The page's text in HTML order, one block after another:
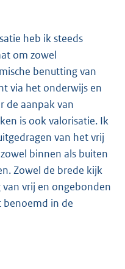
heb ik steeds
om zowel
benutting van
via het onderwijs en
de aanpak van
is ook valorisatie. Ik
van het vrij
binnen als buiten
Zowel de brede kijk
vrij en ongebonden
in de